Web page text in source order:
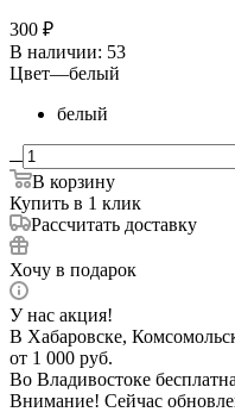
300 ₽
В наличии: 53
Цвет—белый
белый
В корзину
Купить в 1 клик
Рассчитать доставку
Хочу в подарок
У нас акция!
В Хабаровске,
от 1 000 руб.
Во Владивостоке
Внимание! Сейчас